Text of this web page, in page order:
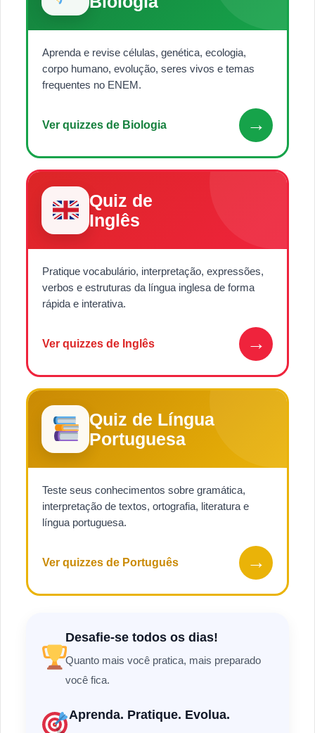
Aprenda e revise células, genética, ecologia,
corpo humano, evolução, seres vivos e temas
frequentes no ENEM.
Ver quizzes de Biologia →
Quiz de
Inglês
Pratique vocabulário, interpretação, expressões,
verbos e estruturas da língua inglesa de forma
rápida e interativa.
Ver quizzes de Inglês →
Quiz de Língua
Portuguesa
Teste seus conhecimentos sobre gramática,
interpretação de textos, ortografia, literatura e
língua portuguesa.
Ver quizzes de Português →
Desafie-se todos os dias!
Quanto mais você pratica, mais preparado
você fica.
Aprenda. Pratique. Evolua.